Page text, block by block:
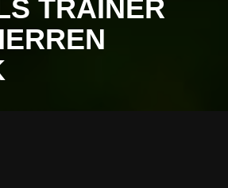
TRAINER